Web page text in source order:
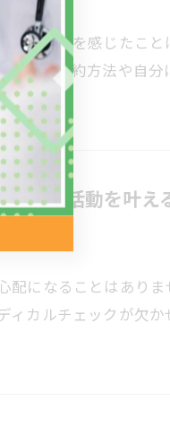
少し不安を感じたこ
も、予約方法や自
ーツ活動を叶え
になることはあり
カルチェックが欠